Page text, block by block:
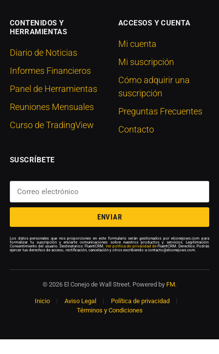
CONTENIDOS Y
HERRAMIENTAS
Diario de Noticias
Informes Financieros
Panel de Herramientas
Reuniones Mensuales
Curso de TradingView
ACCESOS Y CUENTA
Mi cuenta
Mi suscripción
Cómo adquirir una
suscripción
Preguntas Frecuentes
Contacto
SUSCRÍBETE
ENVIAR
Los datos personales que nos proporciones en este formulario serán gestionados por elconejows.com para
formalizar tu suscripción y enviarte comunicaciones sobre nuestros productos y servicios. Legitimación:
Consentimiento del usuario. Destinatarios: FluentCRM. Ver política de privacidad de FluentCRM. Derechos: Podrás
ejercer tus derechos de acceso, rectificación, cancelación y otros escribiendo a contacto@elconejows.com.
© 2026 El Conejo de Wall Street. Powered by FM.
Inicio Aviso Legal
Política de privacidad
Términos y Condiciones